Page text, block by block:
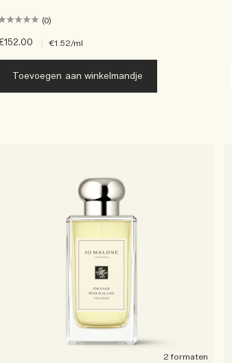
(0)
€1.52/ml
Toevoegen aan winkelmandje
2 formaten